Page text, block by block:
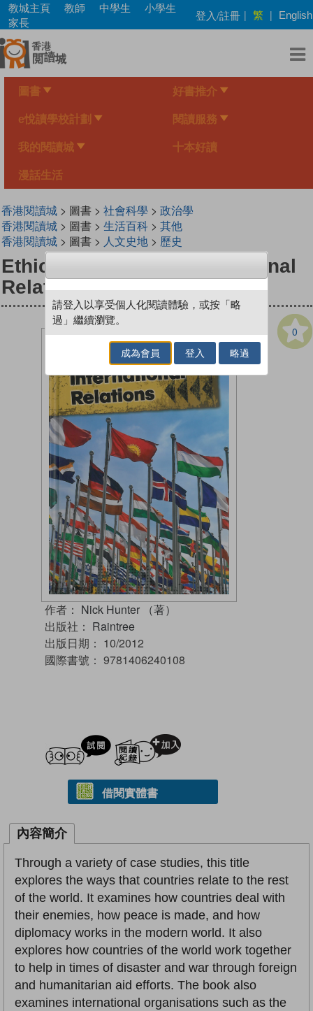
Skip
main
content
教城主頁 教師 中學生
小學生
家長
登入/註冊 | 繁 | English
圖書 好書推介
e悅讀學校計劃 閱讀服務
我的閱讀城 十本好讀
漫話生活
香港閱讀城> 圖書 > 社會科學 > 政治學
香港閱讀城> 圖書 > 生活百科> 其他
香港閱讀城> 圖書 > 人文史地> 歷史
Ethics of Politics - International
Relations
0
作者： Nick Hunter （著）
出版社： Raintree
出版日期： 10/2012
國際書號： 9781406240108
試閲
借閱實體書
內容簡介
Through a variety of case studies, this title
explores the ways that countries relate to the rest
of the world. It examines how countries deal with
their enemies, how peace is made, and how
diplomacy works in the modern world. It also
explores how countries of the world work together
to help in times of disaster and war through foreign
and humanitarian aid efforts. The book also
examines international organisations such as the
請登入以享受個人化閱讀體驗，或按「略
過」繼續瀏覽。
成為會員 登入 略過